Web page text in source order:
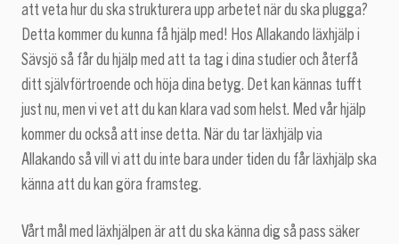
att veta hur du ska strukturera upp arbetet när du ska plugga?
Detta kommer du kunna få hjälp med! Hos Allakando läxhjälp i
Sävsjö så får du hjälp med att ta tag i dina studier och återfå
ditt självförtroende och höja dina betyg. Det kan kännas tufft
just nu, men vi vet att du kan klara vad som helst. Med vår hjälp
kommer du också att inse detta. När du tar läxhjälp via
Allakando så vill vi att du inte bara under tiden du får läxhjälp ska
känna att du kan göra framsteg.
Vårt mål med läxhjälpen är att du ska känna dig så pass säker